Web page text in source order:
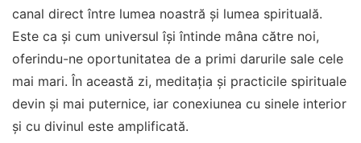
canal direct între lumea noastră și lumea spirituală.
Este ca și cum universul își întinde mâna către noi,
oferindu-ne oportunitatea de a primi darurile sale cele
mai mari. În această zi, meditația și practicile spirituale
devin și mai puternice, iar conexiunea cu sinele interior
și cu divinul este amplificată.